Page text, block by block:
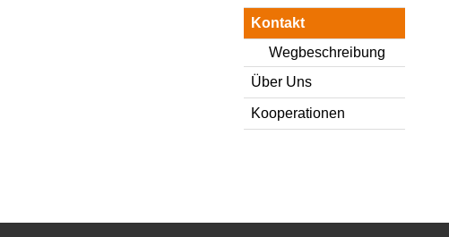
Kontakt
Wegbeschreibung
Über Uns
Kooperationen